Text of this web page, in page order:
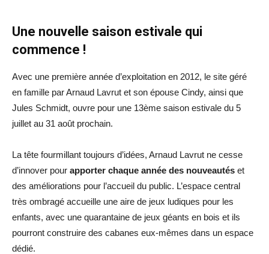
Une nouvelle saison estivale qui
commence !
Avec une première année d’exploitation en 2012, le site géré
en famille par Arnaud Lavrut et son épouse Cindy, ainsi que
Jules Schmidt, ouvre pour une 13ème saison estivale du 5
juillet au 31 août prochain.
La tête fourmillant toujours d’idées, Arnaud Lavrut ne cesse
d’innover pour apporter chaque année des nouveautés et
des améliorations pour l’accueil du public. L’espace central
très ombragé accueille une aire de jeux ludiques pour les
enfants, avec une quarantaine de jeux géants en bois et ils
pourront construire des cabanes eux-mêmes dans un espace
dédié.